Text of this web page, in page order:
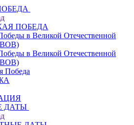
ПОБЕДА
в Великой Отечественной
в Великой Отечественной
Победа
ДАТЫ